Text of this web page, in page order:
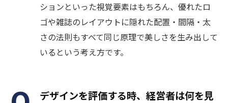
ションといった視覚要素はもちろん、優れたロ
ゴや雑誌のレイアウトに隠れた配置・間隔・太
さの法則もすべて同じ原理で美しさを生み出して
いるという考え方です。
デザインを評価する時、経営者は何を見